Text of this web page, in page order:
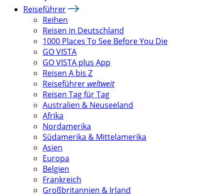
Reiseführer
Reihen
Reisen in Deutschland
1000 Places To See Before You Die
GO VISTA
GO VISTA plus App
Reisen A bis Z
Reiseführer weltweit
Reisen Tag für Tag
Australien & Neuseeland
Afrika
Nordamerika
Südamerika & Mittelamerika
Asien
Europa
Belgien
Frankreich
Großbritannien & Irland